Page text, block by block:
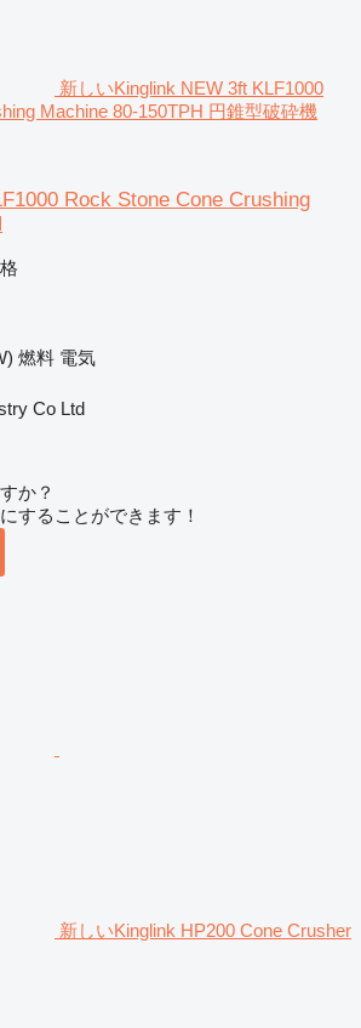
新しいKinglink NEW 3ft KLF1000
Machine 80-150TPH 円錐型破砕機
Rock Stone Cone Crushing
燃料 電気
Co Ltd
か？
することができます！
新しいKinglink HP200 Cone Crusher